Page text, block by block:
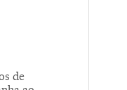
de